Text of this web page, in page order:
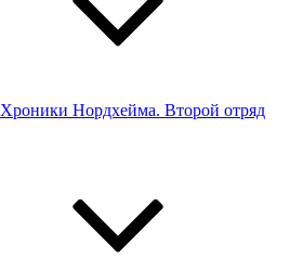
Хроники Нордхейма. Второй отряд